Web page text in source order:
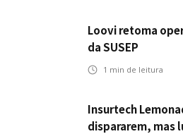
Loovi retoma
da SUSEP
1 min de leitura
Insurtech
dispararem, mas